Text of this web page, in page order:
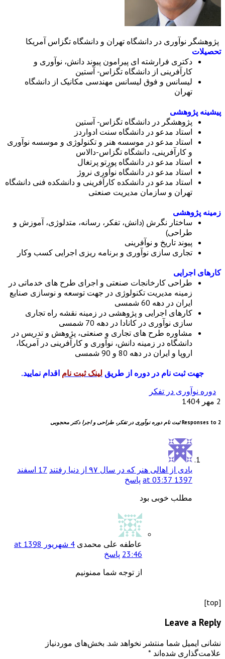
پژوهشگر نوآوری در دانشگاه تهران و دانشگاه تگزاس آمریکا
تحصیلات
دکتری فرارشته ای پیرامون پیوند دانش، نوآوری و
کارآفرینی از دانشگاه تگزاس- آستین
لیسانس و فوق لیسانس مهندسی مکانیک از دانشگاه
تهران
پیشینه پژوهشی
پژوهشگر در دانشگاه تگزاس- آستین
استاد مدعو در دانشگاه سنت ادواردز
استاد مدعو در موسسه هنر و تکنولوژی و موسسه نوآوری
و کارآفرینی، دانشگاه تگزاس-دالاس
استاد مدعو در دانشگاه پورتو پرتغال
استاد مدعو در دانشگاه نوآوری نروژ
استاد مدعو در دانشکده کارآفرینی و دانشکده فنی دانشگاه
تهران و سازمان مدیریت صنعتی
زمینه پژوهشی
ساختار نگرش (دانش، تفکر، رسانه، متدلوژی، آموزش و
طراحی)
پیوند تاریخ و نوآفرینی
تجاری سازی نوآوری و برنامه ریزی اجرایی کسب وکار
کارهای اجرایی
طراحی کارخانجات صنعتی و اجرای طرح های خدماتی در
زمینه مدیریت تکنولوژی در جهت توسعه و نوسازی صنایع
ایران در دهه 60 شمسی
کارهای اجرایی و پژوهشی در زمینه نقشه راه تجاری
سازی نوآوری در کانادا در دهه 70 شمسی
مشاوره طرح های تجاری و صنعتی، پژوهش و تدریس در
دانشگاه در زمینه دانش، نوآوری و کارآفرینی در آمریکا،
اروپا و ایران در دهه 80 و 90 شمسی
جهت ثبت نام در دوره از طریق لینک ثبت نام اقدام نمایید.
دوره نوآوری در تفکر
2 مهر 1404
2 Responses to ثبت نام دوره نوآوری در تفکر، طراحی و اجرا دکتر محجوبی
یادی از اهالی هنر که در سال ۹۷ از دنیا رفتند
17 اسفند
1397 at 03:37
پاسخ
مطلب خوبی بود
عاطفه علی محمدی
4 شهریور 1398 at
23:46 پاسخ
از توجه شما ممنونیم
[top]
Leave a Reply
نشانی ایمیل شما منتشر نخواهد شد. بخش‌های موردنیاز
علامت‌گذاری شده‌اند *